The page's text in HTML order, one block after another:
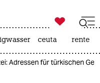

taz zahl ich
ceuta rente
Adressen für türkischen